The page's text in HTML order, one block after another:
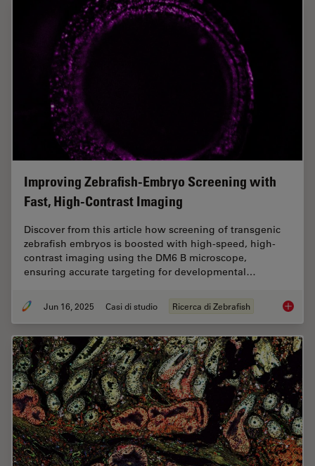
Improving Zebrafish-Embryo Screening with
Fast, High-Contrast Imaging
Discover from this article how screening of transgenic
zebrafish embryos is boosted with high-speed, high-
contrast imaging using the DM6 B microscope,
ensuring accurate targeting for developmental…
Jun 16, 2025 Casi di studio Ricerca di Zebrafish